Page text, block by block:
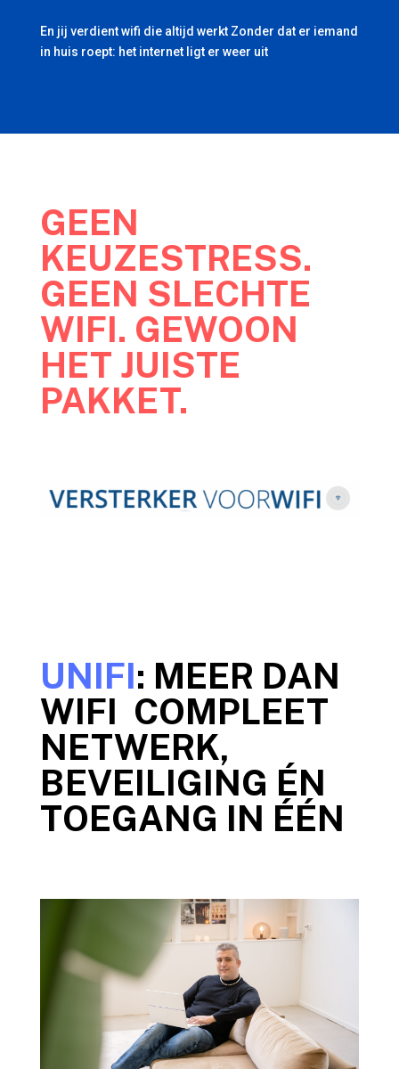
En jij verdient wifi die altijd werkt Zonder dat er iemand
in huis roept: het internet ligt er weer uit
GEEN
KEUZESTRESS.
GEEN SLECHTE
WIFI. GEWOON
HET JUISTE
PAKKET.
UNIFI: MEER DAN
WIFI COMPLEET
NETWERK,
BEVEILIGING ÉN
TOEGANG IN ÉÉN